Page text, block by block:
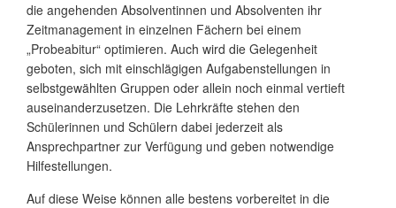
die angehenden Absolventinnen und Absolventen ihr
Zeitmanagement in einzelnen Fächern bei einem
„Probeabitur“ optimieren. Auch wird die Gelegenheit
geboten, sich mit einschlägigen Aufgabenstellungen in
selbstgewählten Gruppen oder allein noch einmal vertieft
auseinanderzusetzen. Die Lehrkräfte stehen den
Schülerinnen und Schülern dabei jederzeit als
Ansprechpartner zur Verfügung und geben notwendige
Hilfestellungen.
Auf diese Weise können alle bestens vorbereitet in die